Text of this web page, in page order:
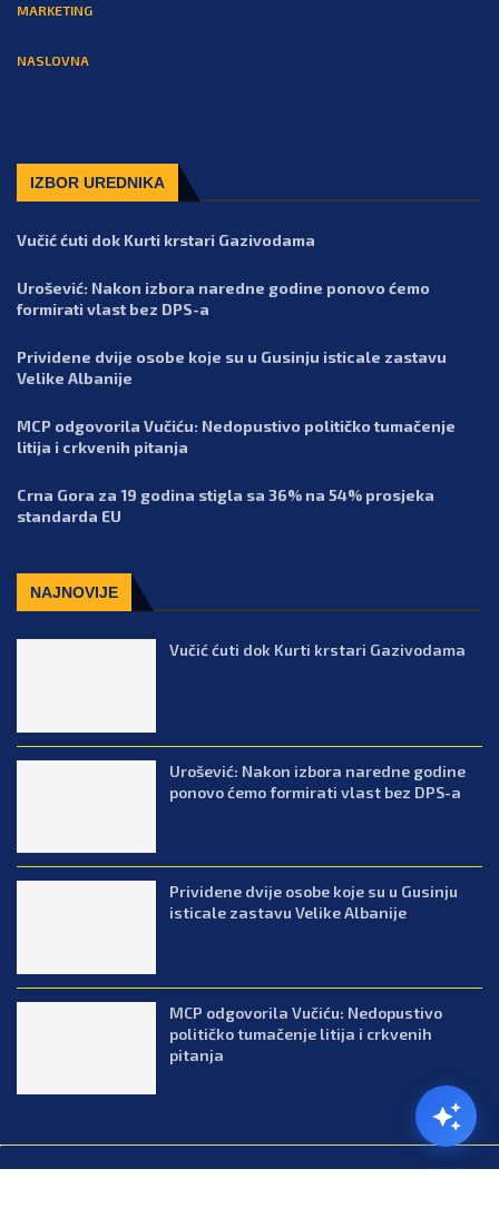
MARKETING
NASLOVNA
IZBOR UREDNIKA
Vučić ćuti dok Kurti krstari Gazivodama
Urošević: Nakon izbora naredne godine ponovo ćemo
formirati vlast bez DPS-a
Prividene dvije osobe koje su u Gusinju isticale zastavu
Velike Albanije
MCP odgovorila Vučiću: Nedopustivo političko tumačenje
litija i crkvenih pitanja
Crna Gora za 19 godina stigla sa 36% na 54% prosjeka
standarda EU
NAJNOVIJE
Vučić ćuti dok Kurti krstari Gazivodama
Urošević: Nakon izbora naredne godine
ponovo ćemo formirati vlast bez DPS-a
Prividene dvije osobe koje su u Gusinju
isticale zastavu Velike Albanije
MCP odgovorila Vučiću: Nedopustivo
političko tumačenje litija i crkvenih
pitanja